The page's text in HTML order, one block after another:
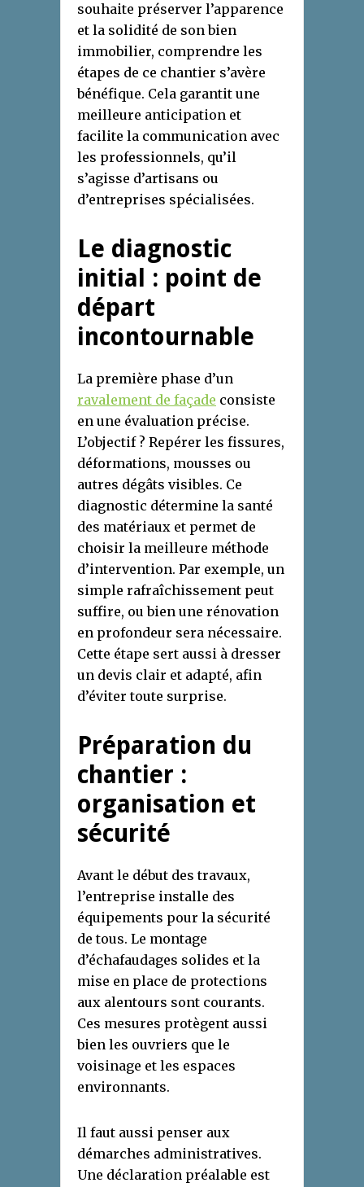
souhaite préserver l’apparence
et la solidité de son bien
immobilier, comprendre les
étapes de ce chantier s’avère
bénéfique. Cela garantit une
meilleure anticipation et
facilite la communication avec
les professionnels, qu’il
s’agisse d’artisans ou
d’entreprises spécialisées.
Le diagnostic
initial : point de
départ
incontournable
La première phase d’un
ravalement de façade consiste
en une évaluation précise.
L’objectif ? Repérer les fissures,
déformations, mousses ou
autres dégâts visibles. Ce
diagnostic détermine la santé
des matériaux et permet de
choisir la meilleure méthode
d’intervention. Par exemple, un
simple rafraîchissement peut
suffire, ou bien une rénovation
en profondeur sera nécessaire.
Cette étape sert aussi à dresser
un devis clair et adapté, afin
d’éviter toute surprise.
Préparation du
chantier :
organisation et
sécurité
Avant le début des travaux,
l’entreprise installe des
équipements pour la sécurité
de tous. Le montage
d’échafaudages solides et la
mise en place de protections
aux alentours sont courants.
Ces mesures protègent aussi
bien les ouvriers que le
voisinage et les espaces
environnants.
Il faut aussi penser aux
démarches administratives.
Une déclaration préalable est